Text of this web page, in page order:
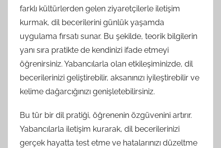
farklı kültürlerden gelen ziyaretçilerle iletişim
kurmak, dil becerilerini günlük yaşamda
uygulama fırsatı sunar. Bu şekilde, teorik bilgilerin
yanı sıra pratikte de kendinizi ifade etmeyi
öğrenirsiniz. Yabancılarla olan etkileşiminizde, dil
becerilerinizi geliştirebilir, aksanınızı iyileştirebilir ve
kelime dağarcığınızı genişletebilirsiniz.
Bu tür bir dil pratiği, öğrenenin özgüvenini artırır.
Yabancılarla iletişim kurarak, dil becerilerinizi
gerçek hayatta test etme ve hatalarınızı düzeltme